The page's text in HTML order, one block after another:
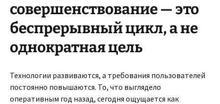
совершенствование — это
беспрерывный цикл, а не
однократная цель
Технологии развиваются, а требования пользователей
постоянно повышаются. То, что выглядело
оперативным год назад, сегодня ощущается как